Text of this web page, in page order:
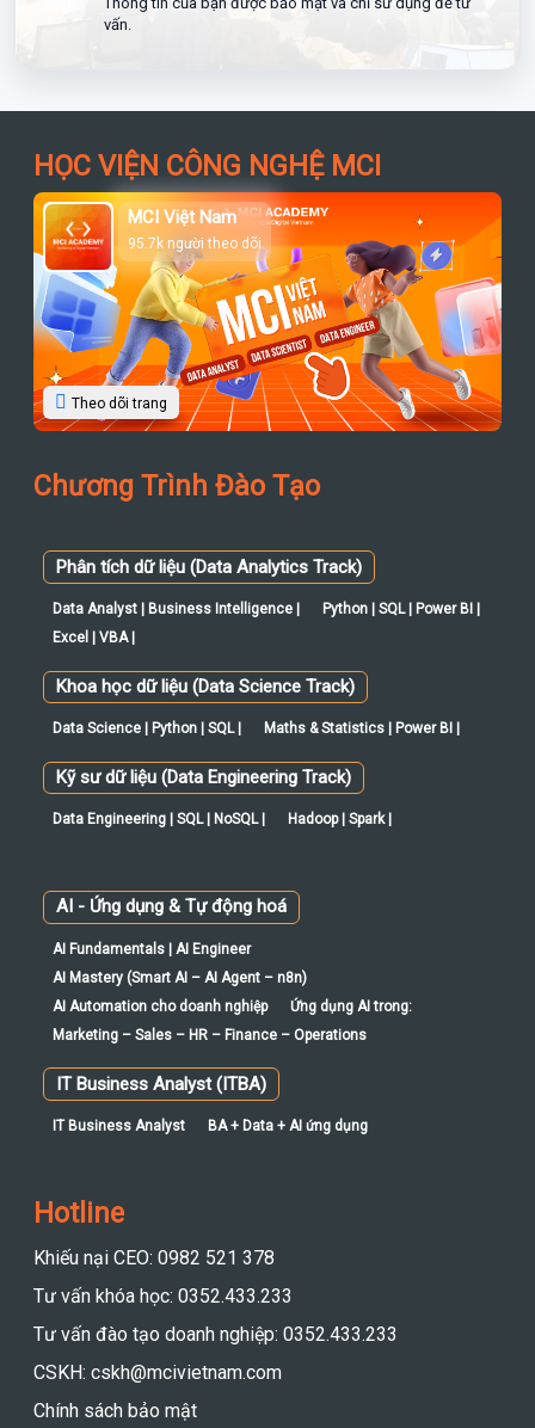
vấn.
HỌC VIỆN CÔNG NGHỆ MCI
MCI Việt Nam
95.7k người theo dõi
Theo dõi trang
Chương Trình Đào Tạo
Phân tích dữ liệu (Data Analytics Track)
Data Analyst | Business Intelligence |
Python | SQL | Power BI |
Excel | VBA |
Khoa học dữ liệu (Data Science Track)
Data Science | Python | SQL | Maths & Statistics | Power BI |
Kỹ sư dữ liệu (Data Engineering Track)
Data Engineering | SQL | NoSQL | Hadoop | Spark |
AI - Ứng dụng & Tự động hoá
AI Fundamentals | AI Engineer
AI Mastery (Smart AI – AI Agent – n8n)
AI Automation cho doanh nghiệp
Ứng dụng AI trong:
Marketing – Sales – HR – Finance – Operations
IT Business Analyst (ITBA)
IT Business Analyst BA + Data + AI ứng dụng
Hotline
Khiếu nại CEO: 0982 521 378
Tư vấn khóa học: 0352.433.233
Tư vấn đào tạo doanh nghiệp: 0352.433.233
CSKH: cskh@mcivietnam.com
Chính sách bảo mật